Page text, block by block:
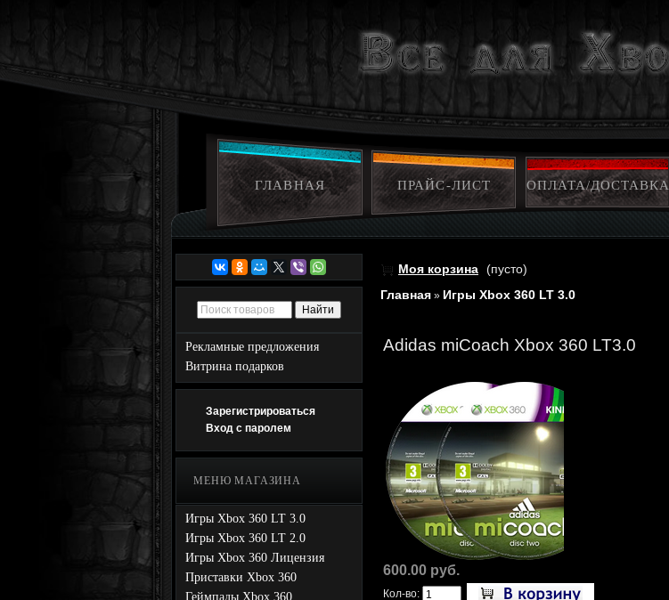
ГЛАВНАЯ ПРАЙС-ЛИСТ ОПЛАТА/ДОСТАВКА
Рекламные предложения
Витрина подарков
Зарегистрироваться
Вход с паролем
МЕНЮ МАГАЗИНА
Игры Xbox 360 LT 3.0
Игры Xbox 360 LT 2.0
Игры Xbox 360 Лицензия
Приставки Xbox 360
Геймпады Xbox 360
Моя корзина (пусто)
Главная » Игры Xbox 360 LT 3.0
Adidas miCoach Xbox 360 LT3.0
600.00 руб.
Кол-во: